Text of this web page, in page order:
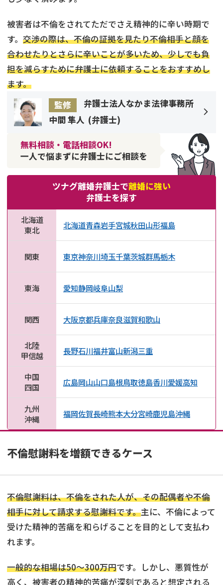
被害者は不倫をされてただでさえ精神的に辛い時期で
す。 交渉の際は、不倫の証拠を見たり不倫相手と顔を
合わせたりとさらに辛いことが多いため、少しでも負
担を減らすために弁護士に依頼することをおすすめし
ます。
監修
弁護士法人なかま法律事務所
中間 隼人 (弁護士)
無料相談・電話相談OK!
一人で悩まずに弁護士にご相談を
ツナグ離婚弁護士で離婚に強い
弁護士を探す
北海道
東北
北海道青森岩手宮城秋田山形福島
関東 東京神奈川埼玉千葉茨城群馬栃木
東海 愛知静岡岐阜山梨
関西 大阪京都兵庫奈良滋賀和歌山
北陸
甲信越
長野石川福井富山新潟三重
中国
四国
広島岡山山口島根鳥取徳島香川愛媛高知
九州
沖縄
福岡佐賀長崎熊本大分宮崎鹿児島沖縄
不倫慰謝料を増額できるケース
不倫慰謝料は、不倫をされた人が、その配偶者や不倫
相手に対して請求する慰謝料です。主に、不倫によって
受けた精神的苦痛を和らげることを目的として支払わ
れます。
一般的な相場は50～300万円です。しかし、悪質性が
高く、被害者の精神的苦痛が深刻であると想定される